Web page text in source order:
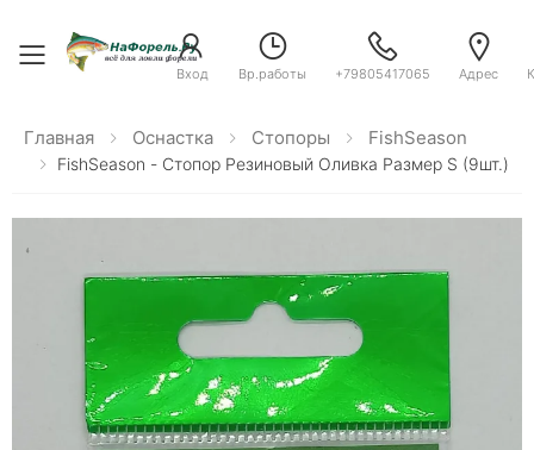
Toggle menu
Вход Вр.работы +79805417065 Адрес
Главная Оснастка Стопоры FishSeason
FishSeason - Стопор Резиновый Оливка Размер S (9шт.)